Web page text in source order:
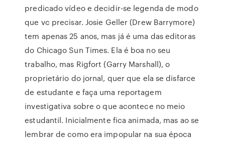
predicado vídeo e decidir-se legenda de modo
que vc precisar. Josie Geller (Drew Barrymore)
tem apenas 25 anos, mas já é uma das editoras
do Chicago Sun Times. Ela é boa no seu
trabalho, mas Rigfort (Garry Marshall), o
proprietário do jornal, quer que ela se disfarce
de estudante e faça uma reportagem
investigativa sobre o que acontece no meio
estudantil. Inicialmente fica animada, mas ao se
lembrar de como era impopular na sua época